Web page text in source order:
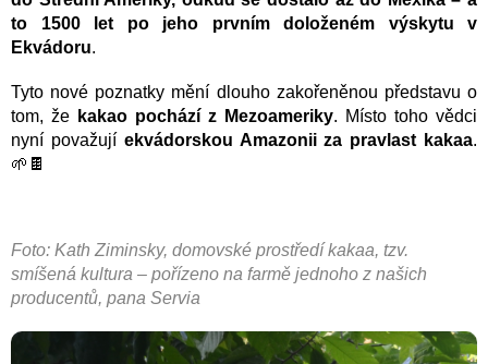
to 1500 let po jeho prvním doloženém výskytu v
Ekvádoru.
Tyto nové poznatky mění dlouho zakořeněnou představu o
tom, že kakao pochází z Mezoameriky. Místo toho vědci
nyní považují ekvádorskou Amazonii za pravlast kakaa.
🌱🍫
Foto: Kath Ziminsky, domovské prostředí kakaa, tzv.
smíšená kultura – pořízeno na farmě jednoho z našich
producentů, pana Servia